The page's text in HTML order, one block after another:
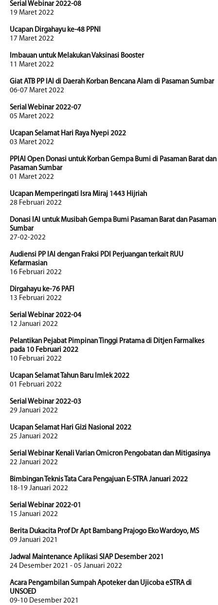
Serial Webinar 2022-08
19 Maret 2022
Ucapan Dirgahayu ke-48 PPNI
17 Maret 2022
Imbauan untuk Melakukan Vaksinasi Booster
11 Maret 2022
Giat ATB PP IAI di Daerah Korban Bencana Alam di Pasaman Sumbar
06-07 Maret 2022
Serial Webinar 2022-07
05 Maret 2022
Ucapan Selamat Hari Raya Nyepi 2022
03 Maret 2022
PPIAI Open Donasi untuk Korban Gempa Bumi di Pasaman Barat dan
Pasaman Sumbar
01 Maret 2022
Ucapan Memperingati Isra Miraj 1443 Hijriah
28 Februari 2022
Donasi IAI untuk Musibah Gempa Bumi Pasaman Barat dan Pasaman
Sumbar
27-02-2022
Audiensi PP IAI dengan Fraksi PDI Perjuangan terkait RUU
Kefarmasian
16 Februari 2022
Dirgahayu ke-76 PAFI
13 Februari 2022
Serial Webinar 2022-04
12 Januari 2022
Pelantikan Pejabat Pimpinan Tinggi Pratama di Ditjen Farmalkes
pada 10 Februari 2022
10 Februari 2022
Ucapan Selamat Tahun Baru Imlek 2022
01 Februari 2022
Serial Webinar 2022-03
29 Januari 2022
Ucapan Selamat Hari Gizi Nasional 2022
25 Januari 2022
Serial Webinar Kenali Varian Omicron Pengobatan dan Mitigasinya
22 Januari 2022
Bimbingan Teknis Tata Cara Pengajuan E-STRA Januari 2022
18-19 Januari 2022
Serial Webinar 2022-01
15 Januari 2022
Berita Dukacita Prof Dr Apt Bambang Prajogo Eko Wardoyo, MS
09 Januari 2021
Jadwal Maintenance Aplikasi SIAP Desember 2021
24 Desember 2021 - 05 Januari 2022
Acara Pengambilan Sumpah Apoteker dan Ujicoba eSTRA di
UNSOED
09-10 Desember 2021